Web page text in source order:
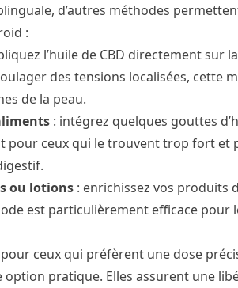
d’autres méthodes
:
l’huile de CBD directement sur
des tensions localisées, cette
de la peau.
: intégrez quelques gouttes
pour ceux qui le trouvent trop fort et
ou lotions : enrichissez vos produits
est particulièrement efficace
ceux qui préfèrent une dose
option pratique. Elles assurent une